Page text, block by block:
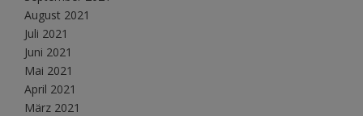
August 2021
Juli 2021
Juni 2021
Mai 2021
April 2021
März 2021